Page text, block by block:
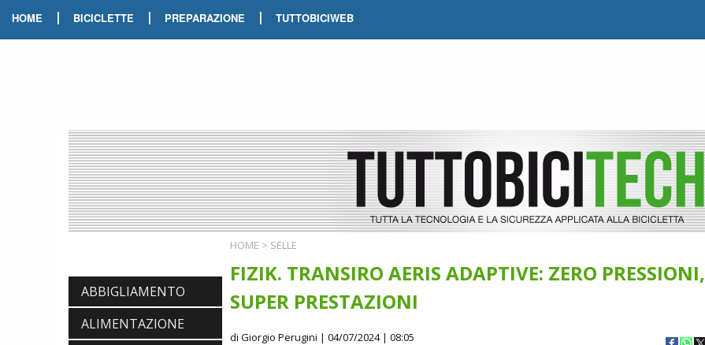
HOME | BICICLETTE | PREPARAZIONE | TUTTOBICIWEB
ABBIGLIAMENTO
ALIMENTAZIONE
HOME > SELLE
FIZIK. TRANSIRO AERIS ADAPTIVE: ZERO PRESSIONI,
SUPER PRESTAZIONI
di Giorgio Perugini | 04/07/2024 | 08:05